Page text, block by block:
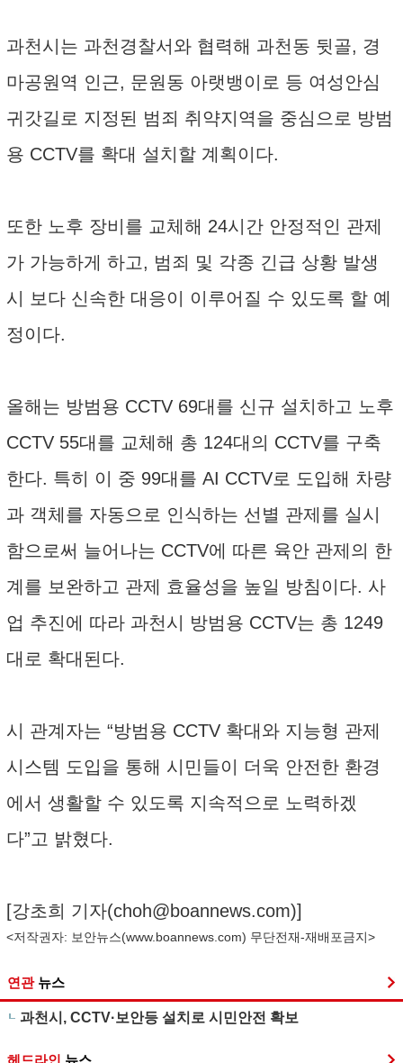
과천시는 과천경찰서와 협력해 과천동 뒷골, 경
마공원역 인근, 문원동 아랫뱅이로 등 여성안심
귀갓길로 지정된 범죄 취약지역을 중심으로 방범
용 CCTV를 확대 설치할 계획이다.
또한 노후 장비를 교체해 24시간 안정적인 관제
가 가능하게 하고, 범죄 및 각종 긴급 상황 발생
시 보다 신속한 대응이 이루어질 수 있도록 할 예
정이다.
올해는 방범용 CCTV 69대를 신규 설치하고 노후
CCTV 55대를 교체해 총 124대의 CCTV를 구축
한다. 특히 이 중 99대를 AI CCTV로 도입해 차량
과 객체를 자동으로 인식하는 선별 관제를 실시
함으로써 늘어나는 CCTV에 따른 육안 관제의 한
계를 보완하고 관제 효율성을 높일 방침이다. 사
업 추진에 따라 과천시 방범용 CCTV는 총 1249
대로 확대된다.
시 관계자는 “방범용 CCTV 확대와 지능형 관제
시스템 도입을 통해 시민들이 더욱 안전한 환경
에서 생활할 수 있도록 지속적으로 노력하겠
다”고 밝혔다.
[강초희 기자(choh@boannews.com)]
<저작권자: 보안뉴스(www.boannews.com) 무단전재-재배포금지>
연관 뉴스
과천시, CCTV·보안등 설치로 시민안전 확보
헤드라인 뉴스